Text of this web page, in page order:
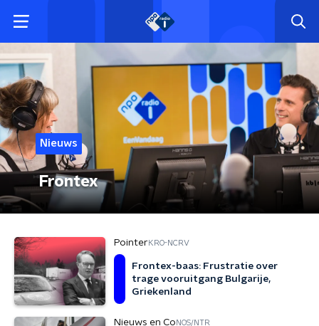
Nieuws
Frontex
Pointer KRO-NCRV
Frontex-baas: Frustratie over
trage vooruitgang Bulgarije,
Griekenland
Nieuws en Co NOS/NTR